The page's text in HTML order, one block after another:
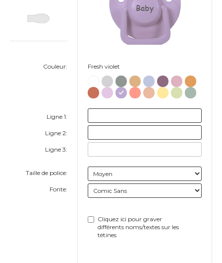
Couleur:
Ligne 1:
Ligne 2:
Ligne 3:
Taille de police:
Fonte:
Baby
Fresh violet
Cliquez ici pour graver
différents noms/textes sur les
tétines